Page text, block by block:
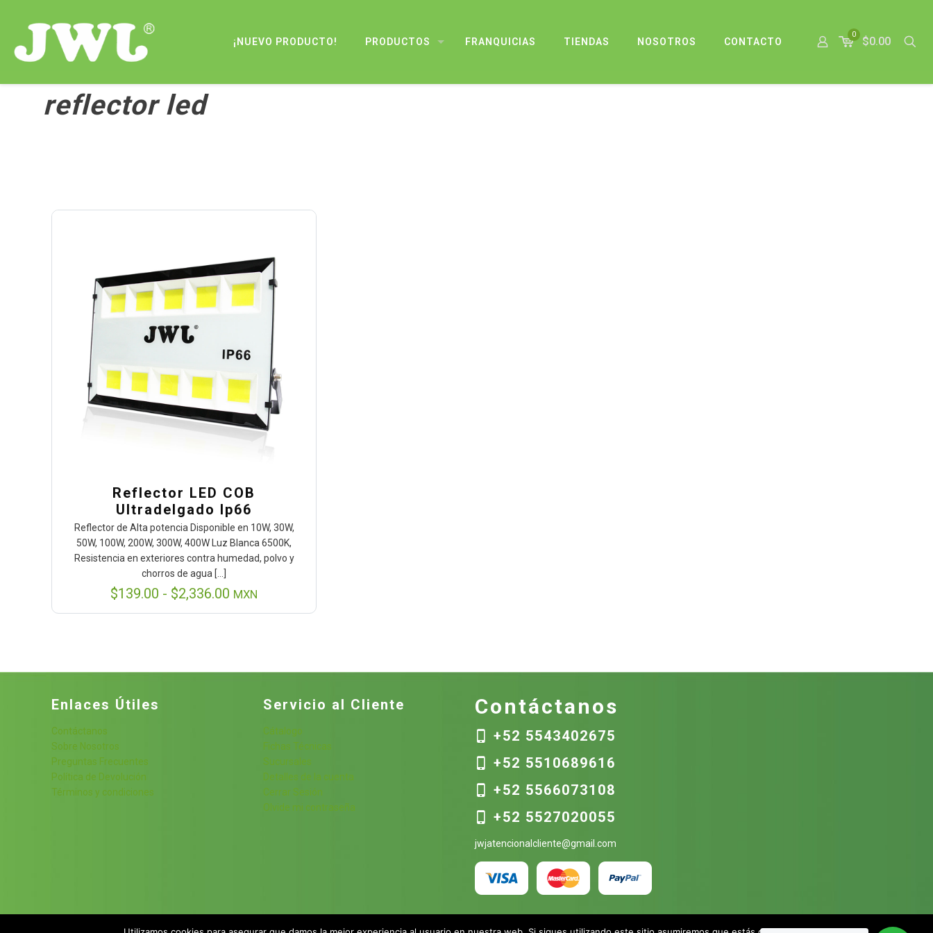
¡NUEVO PRODUCTO! PRODUCTOS FRANQUICIAS TIENDAS NOSOTROS CONTACTO
0
$0.00
reflector led
Reflector LED COB
Ultradelgado Ip66
Reflector de Alta potencia Disponible en 10W, 30W,
50W, 100W, 200W, 300W, 400W Luz Blanca 6500K,
Resistencia en exteriores contra humedad, polvo y
chorros de agua […]
$139.00 - $2,336.00 Rango
hasta
MXN
Enlaces Útiles
Contáctanos
Sobre Nosotros
Preguntas Frecuentes
Política de Devolución
Términos y condiciones
Servicio al Cliente
Cátalogo
Fichas Técnicas
Sucursales
Detalles de la cuenta
Cerrar Sesión
Olvide mi contraseña
Contáctanos
+52 5543402675
+52 5510689616
+52 5566073108
+52 5527020055
jwjatencionalcliente@gmail.com